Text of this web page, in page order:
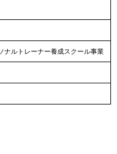
ナルトレーナー養成スクール事業